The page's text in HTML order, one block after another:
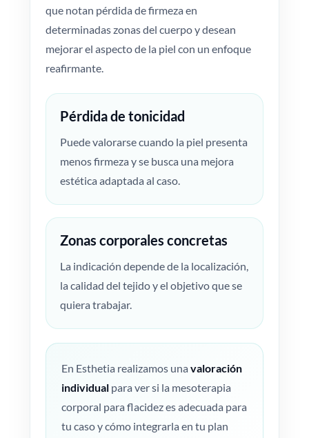
que notan pérdida de firmeza en
determinadas zonas del cuerpo y desean
mejorar el aspecto de la piel con un enfoque
reafirmante.
Pérdida de tonicidad
Puede valorarse cuando la piel presenta
menos firmeza y se busca una mejora
estética adaptada al caso.
Zonas corporales concretas
La indicación depende de la localización,
la calidad del tejido y el objetivo que se
quiera trabajar.
En Esthetia realizamos una valoración
individual para ver si la mesoterapia
corporal para flacidez es adecuada para
tu caso y cómo integrarla en tu plan